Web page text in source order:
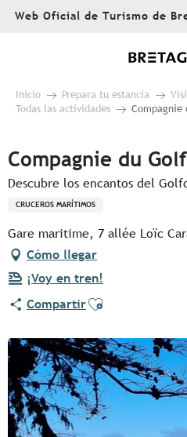
AllerWeb Oficial de Turismo de
Inicio Prepara tu estancia
Todas las actividades
Compagnie
Compagnie du
Descubre los encantos del
CRUCEROS MARÍTIMOS
Gare maritime, 7 allée Loïc
Cómo llegar
¡Voy en tren!
CompartirAjouter aux favoris